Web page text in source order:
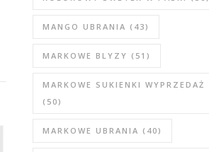
MANGO UBRANIA (43)
MARKOWE BLYZY (51)
MARKOWE SUKIENKI WYPRZEDAŻ
(50)
MARKOWE UBRANIA (40)